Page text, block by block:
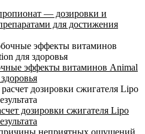
— дозировки и
для достижения
эффекты витаминов Animal
дозировки сжигателя Lipo